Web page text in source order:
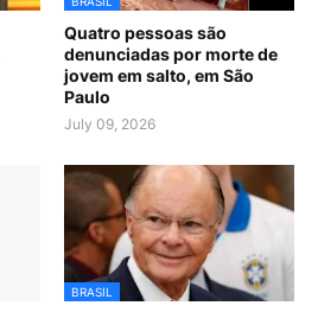
Quatro pessoas são
denunciadas por morte de
jovem em salto, em São
Paulo
July 09, 2026
BRASIL